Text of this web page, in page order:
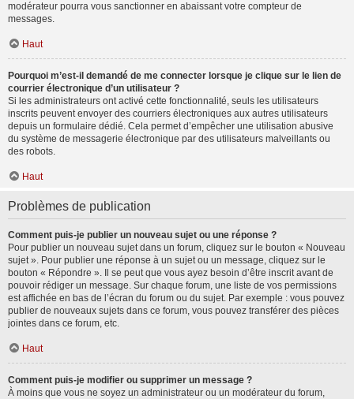
modérateur pourra vous sanctionner en abaissant votre compteur de
messages.
Haut
Pourquoi m’est-il demandé de me connecter lorsque je clique sur le lien de
courrier électronique d’un utilisateur ?
Si les administrateurs ont activé cette fonctionnalité, seuls les utilisateurs
inscrits peuvent envoyer des courriers électroniques aux autres utilisateurs
depuis un formulaire dédié. Cela permet d’empêcher une utilisation abusive
du système de messagerie électronique par des utilisateurs malveillants ou
des robots.
Haut
Problèmes de publication
Comment puis-je publier un nouveau sujet ou une réponse ?
Pour publier un nouveau sujet dans un forum, cliquez sur le bouton « Nouveau
sujet ». Pour publier une réponse à un sujet ou un message, cliquez sur le
bouton « Répondre ». Il se peut que vous ayez besoin d’être inscrit avant de
pouvoir rédiger un message. Sur chaque forum, une liste de vos permissions
est affichée en bas de l’écran du forum ou du sujet. Par exemple : vous pouvez
publier de nouveaux sujets dans ce forum, vous pouvez transférer des pièces
jointes dans ce forum, etc.
Haut
Comment puis-je modifier ou supprimer un message ?
À moins que vous ne soyez un administrateur ou un modérateur du forum,